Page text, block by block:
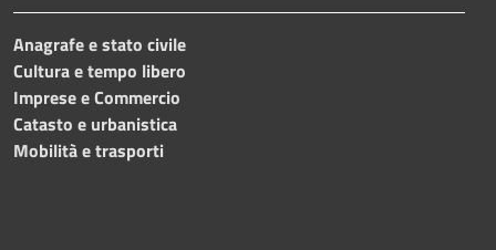
Anagrafe e stato civile
Cultura e tempo libero
Imprese e Commercio
Catasto e urbanistica
Mobilità e trasporti